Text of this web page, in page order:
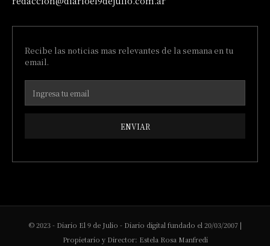
Recibe las noticias mas relevantes de la semana en tu
email.
ENVIAR
© 2023 - Diario El 9 de Julio - Diario digital fundado el 20/03/2007 |
Propietario y Director: Estela Rosa Manfredi